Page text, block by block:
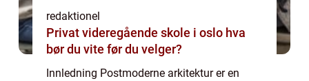
redaktionel
Privat videregående skole i oslo hva
bør du vite før du velger?
Innledning Postmoderne arkitektur er en